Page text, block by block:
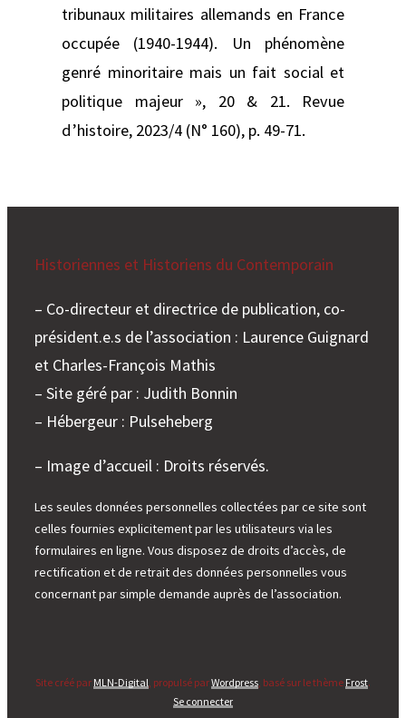
tribunaux militaires allemands en France
occupée (1940-1944). Un phénomène
genré minoritaire mais un fait social et
politique majeur », 20 & 21. Revue
d’histoire, 2023/4 (N° 160), p. 49-71.
Historiennes et Historiens du Contemporain
– Co-directeur et directrice de publication, co-
président.e.s de l’association : Laurence Guignard
et Charles-François Mathis
– Site géré par : Judith Bonnin
– Hébergeur : Pulseheberg
– Image d’accueil : Droits réservés.
Les seules données personnelles collectées par ce site sont
celles fournies explicitement par les utilisateurs via les
formulaires en ligne. Vous disposez de droits d’accès, de
rectification et de retrait des données personnelles vous
concernant par simple demande auprès de l’association.
Site créé par MLN-Digital , propulsé parWordpress , basé sur le thème Frost.
Se connecter